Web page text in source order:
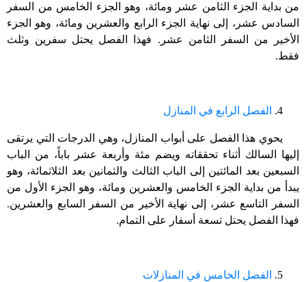
من بداية الجزء الثامن عشر ومائة، وهو الجزء الخامس من السفر
السادس عشر، إلى نهاية الجزء الرابع والعشرين ومائة، وهو الجزء
الأخير من السفر الثامن عشر. فهذا الفصل يحتل سفرين وثلث
فقط.
4. الفصل الرابع في المنازل
يحوي هذا الفصل على أبواب المنازل، وهي الدرجات التي يرتقى
إليها السالك أثناء تحققاته ويضم مئة وأربعة عشر باباً، من الباب
السبعين بعد المائتين إلى الباب الثالث والثمانين بعد الثلاثمائة، وهو
يبدأ من بداية الجزء الخامس والعشرين ومائة، وهو الجزء الأول من
السفر التاسع عشر، إلى نهاية الأخير من السفر السابع والعشرين.
فهذا الفصل يحتل تسعة أسفار على التمام.
5. الفصل الخامس في المنازلات